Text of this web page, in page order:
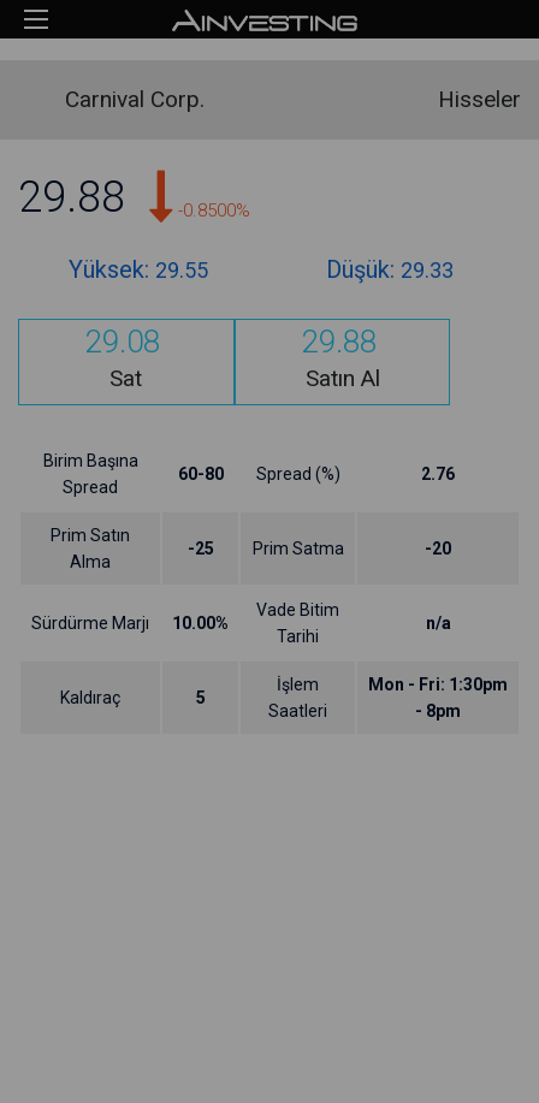
Carnival Corp. Hisseler
29.88 -0.8500%
Yüksek: 29.55 Düşük: 29.33
29.08
Sat
29.88
Satın Al
Birim Başına
Spread
60-80 Spread (%) 2.76
Prim Satın
Alma
-25 Prim Satma -20
Sürdürme Marjı 10.00%
Vade Bitim
Tarihi
n/a
Kaldıraç 5
İşlem
Saatleri
Mon - Fri: 1:30pm
- 8pm